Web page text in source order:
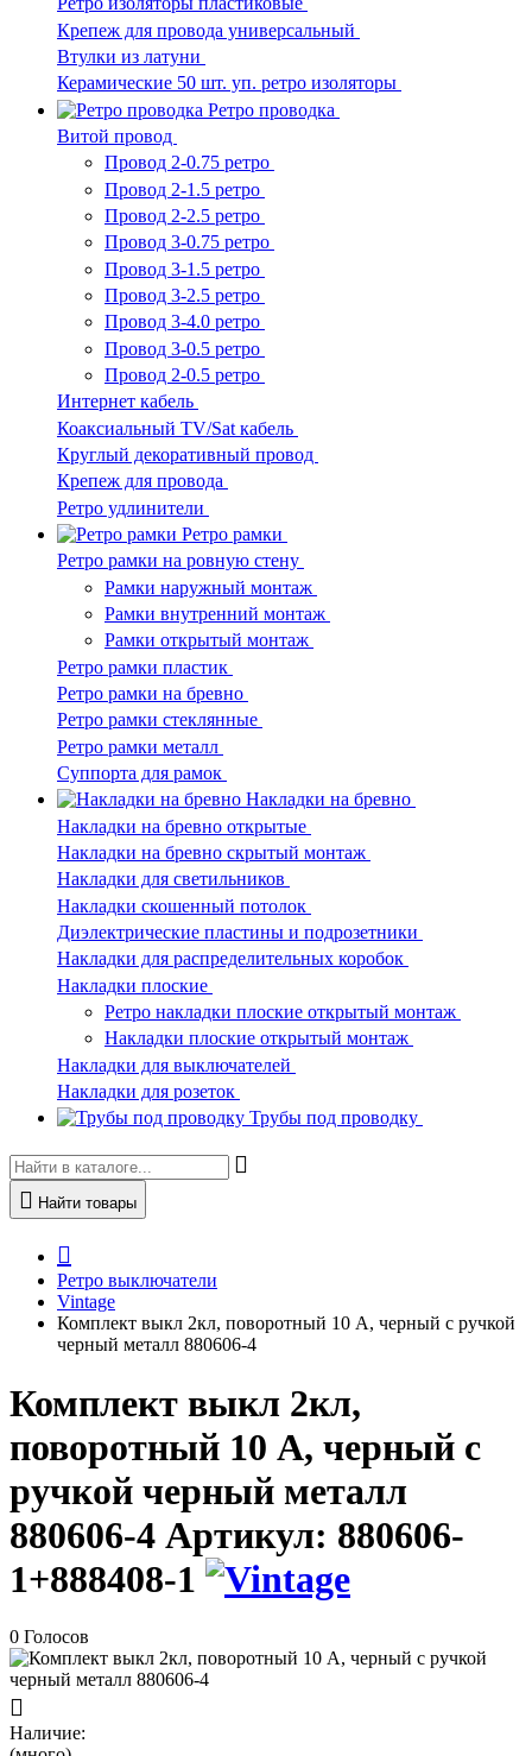
Крепеж для провода универсальный
Втулки из латуни
Керамические 50 шт. уп. ретро изоляторы
Ретро проводка
Витой провод
Провод 2-0.75 ретро
Провод 2-1.5 ретро
Провод 2-2.5 ретро
Провод 3-0.75 ретро
Провод 3-1.5 ретро
Провод 3-2.5 ретро
Провод 3-4.0 ретро
Провод 3-0.5 ретро
Провод 2-0.5 ретро
Интернет кабель
Коаксиальный TV/Sat кабель
Круглый декоративный провод
Крепеж для провода
Ретро удлинители
Ретро рамки
Ретро рамки на ровную стену
Рамки наружный монтаж
Рамки внутренний монтаж
Рамки открытый монтаж
Ретро рамки пластик
Ретро рамки на бревно
Ретро рамки стеклянные
Ретро рамки металл
Суппорта для рамок
Накладки на бревно
Накладки на бревно открытые
Накладки на бревно скрытый монтаж
Накладки для светильников
Накладки скошенный потолок
Диэлектрические пластины и подрозетники
Накладки для распределительных коробок
Накладки плоские
Ретро накладки плоские открытый монтаж
Накладки плоские открытый монтаж
Накладки для выключателей
Накладки для розеток
Трубы под проводку
Найти товары
Ретро выключатели
Vintage
Комплект выкл 2кл, поворотный 10 A, черный с ручкой
черный металл 880606-4
Комплект выкл 2кл,
поворотный 10 A, черный с
ручкой черный металл
880606-4 Артикул: 880606-
1+888408-1
0 Голосов
Наличие: